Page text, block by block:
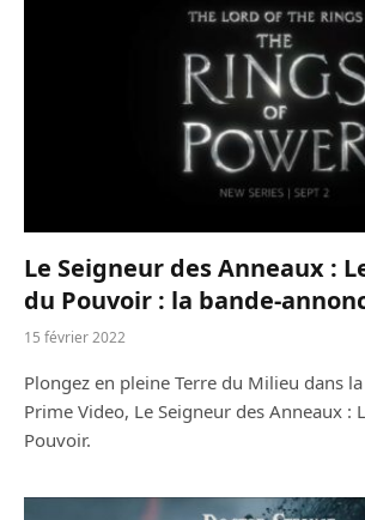
Le Seigneur des Anneaux :
du Pouvoir : la bande-
15 février 2022
Plongez en pleine Terre du Milieu dans
Prime Video, Le Seigneur des Anneaux :
Pouvoir.